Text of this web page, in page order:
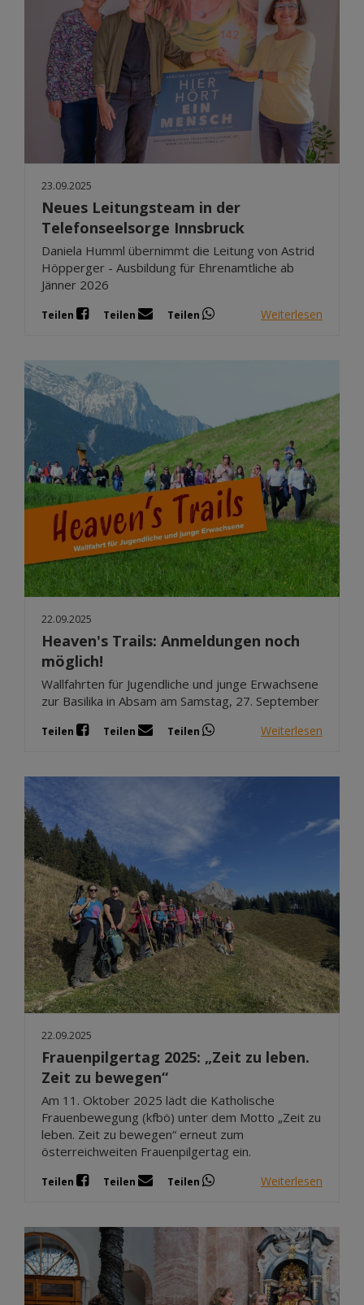
23.09.2025
Neues Leitungsteam in der
Telefonseelsorge Innsbruck
Daniela Humml übernimmt die Leitung von Astrid
Höpperger - Ausbildung für Ehrenamtliche ab
Jänner 2026
Teilen Teilen Teilen Weiterlesen
22.09.2025
Heaven's Trails: Anmeldungen noch
möglich!
Wallfahrten für Jugendliche und junge Erwachsene
zur Basilika in Absam am Samstag, 27. September
Teilen Teilen Teilen Weiterlesen
22.09.2025
Frauenpilgertag 2025: „Zeit zu leben.
Zeit zu bewegen“
Am 11. Oktober 2025 lädt die Katholische
Frauenbewegung (kfbö) unter dem Motto „Zeit zu
leben. Zeit zu bewegen“ erneut zum
österreichweiten Frauenpilgertag ein.
Teilen Teilen Teilen Weiterlesen